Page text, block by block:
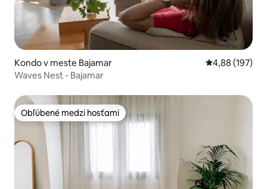
Kondo v meste Bajamar Priemerné
4,88 (197)
Waves Nest - Bajamar
Obľúbené medzi hosťami
Obľúbené medzi hosťami